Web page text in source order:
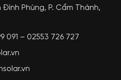
Phùng, P. Cẩm Thành,
– 02553 726 727